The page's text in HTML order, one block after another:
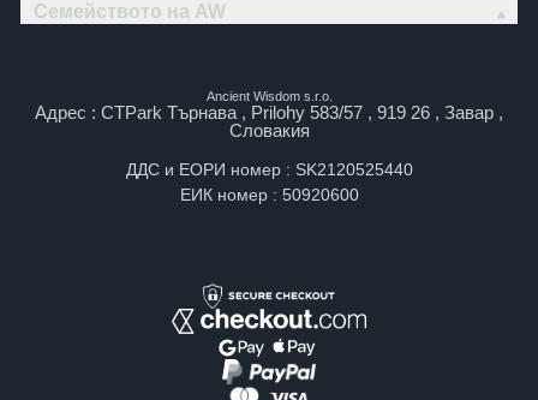
Семейството на AW
Ancient Wisdom s.r.o.
Адрес : CTPark Търнава , Prilohy 583/57 , 919 26 , Завар ,
Словакия
ДДС и ЕОРИ номер : SK2120525440
ЕИК номер : 50920600